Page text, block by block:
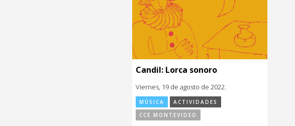
Candil: Lorca sonoro
Viernes, 19 de agosto de 2022.
MÚSICA
ACTIVIDADES
CCE MONTEVIDEO